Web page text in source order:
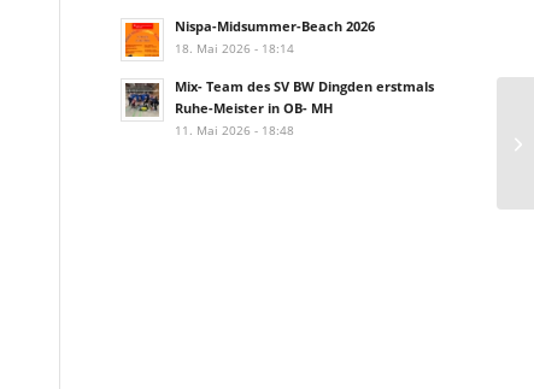
Nispa-Midsummer-Beach 2026
18. Mai 2026 - 18:14
Mix- Team des SV BW Dingden erstmals
Ruhe-Meister in OB- MH
11. Mai 2026 - 18:48